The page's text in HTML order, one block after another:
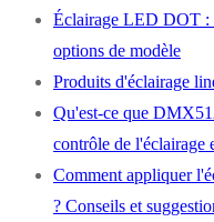
Éclairage LED DOT :
options de modèle
Produits d'éclairage
Qu'est-ce que
contrôle de l'éclairage
Comment appliquer
? Conseils et